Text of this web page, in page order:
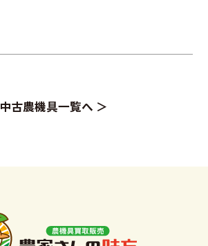
中古農機具一覧へ ＞